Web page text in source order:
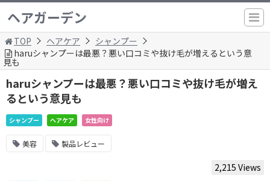
ヘアガーデン
TOP ヘアケア
シャンプー
haruシャンプーは最悪？悪い口コミや抜け毛が増えるという意
見も
haruシャンプーは最悪？悪い口コミや抜け毛が増え
るという意見も
シャンプー ヘアケア 女性向け
美容 製品レビュー
2,215 Views